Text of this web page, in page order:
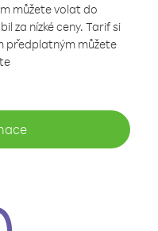
můžete volat do
za nízké ceny. Tarif si
předplatným můžete